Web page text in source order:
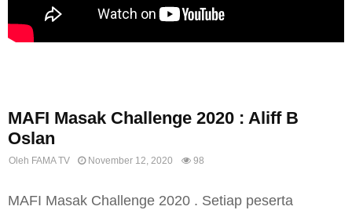
MAFI Masak Challenge 2020 : Aliff B
Oslan
Oleh FAMA TV November 12, 2020 98
MAFI Masak Challenge 2020 . Setiap peserta